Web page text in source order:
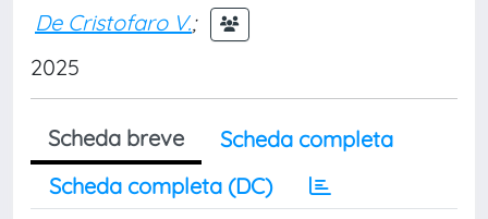
De Cristofaro V.;
2025
Scheda breve
Scheda completa
Scheda completa (DC)